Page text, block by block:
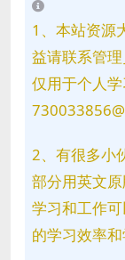
1、本站资源
益请联系管
仅用于个人
2、有很多小
部分用英文
学习和工作
的学习效率和